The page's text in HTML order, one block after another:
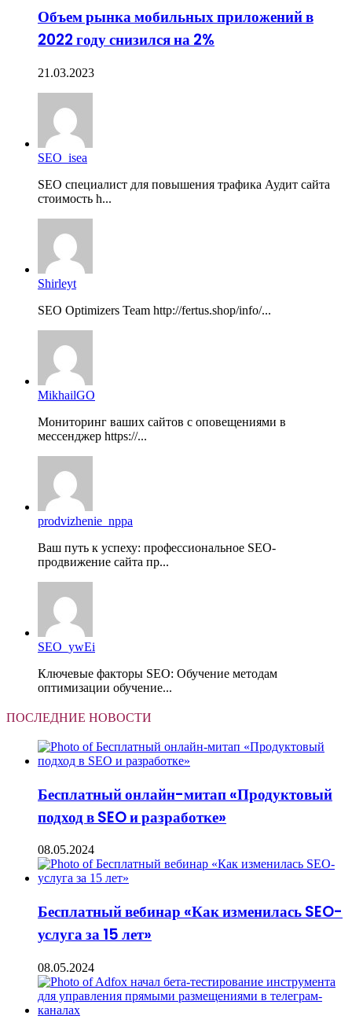
Объем рынка мобильных приложений в
2022 году снизился на 2%
21.03.2023
SEO_isea
SEO специалист для повышения трафика Аудит сайта
стоимость h...
Shirleyt
SEO Optimizers Team http://fertus.shop/info/...
MikhailGO
Мониторинг ваших сайтов с оповещениями в
мессенджер https://...
prodvizhenie_nppa
Ваш путь к успеху: профессиональное SEO-
продвижение сайта пр...
SEO_ywEi
Ключевые факторы SEO: Обучение методам
оптимизации обучение...
ПОСЛЕДНИЕ НОВОСТИ
Бесплатный онлайн-митап «Продуктовый
подход в SEO и разработке»
08.05.2024
Бесплатный вебинар «Как изменилась SEO-
услуга за 15 лет»
08.05.2024